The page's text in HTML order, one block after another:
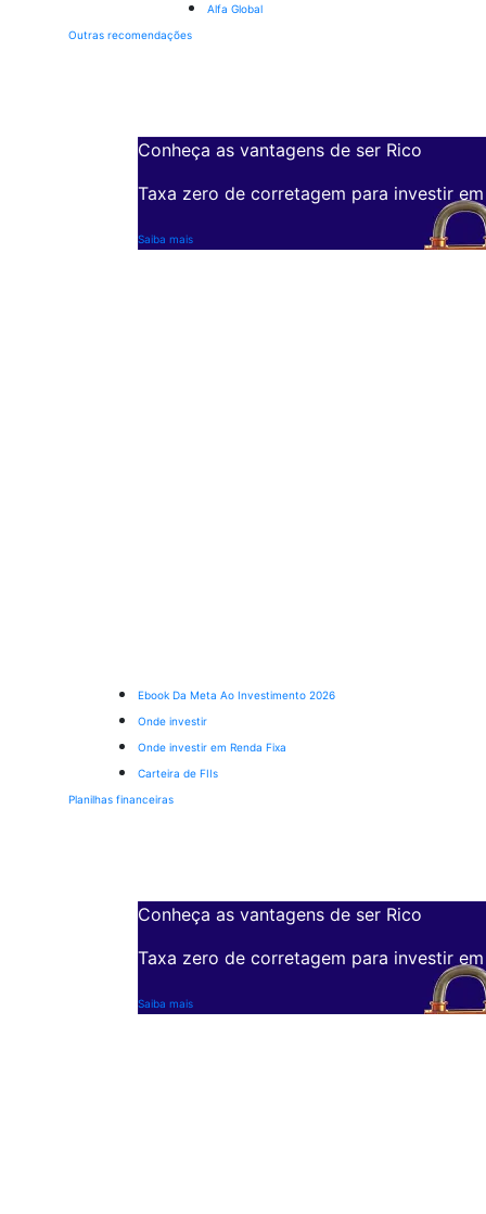
Alfa Global
Outras recomendações
Conheça as vantagens de ser Rico
Taxa zero de corretagem para investir
Saiba mais
Ebook Da Meta Ao Investimento 2026
Onde investir
Onde investir em Renda Fixa
Carteira de FIIs
Planilhas financeiras
Conheça as vantagens de ser Rico
Taxa zero de corretagem para investir
Saiba mais